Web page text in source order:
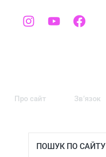
Про сайт Зв’язок
ПОШУК ПО САЙТУ